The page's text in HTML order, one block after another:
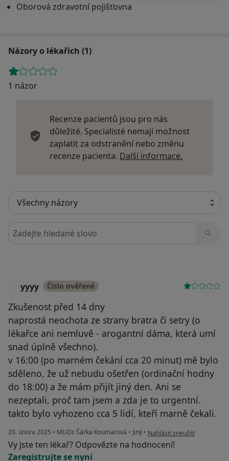
Oborová zdravotní pojišťovna
Názory o lékařích (1)
1 názor
Recenze pacientů jsou pro nás
důležité. Specialisté nemají možnost
zaplatit za odstranění nebo změnu
recenze pacienta. Další informace.
Hledejte v názorech
yyyy Číslo ověřené
Zkušenost před 14 dny
naprostá neochota ze strany bratra či setry (o
lékařce ani nemluvě - arogantní dáma, která umí
snad úplně všechno).
v 16:00 (po marném čekání cca 20 minut) mě bylo
sděleno, že už nebudu ošetřen (ordinační hodny
do 18:00) a že mám přijít jiný den. Ani se
nezeptali, proč tam jsem a zda je to urgentní.
takto bylo vyhozeno cca 5 lidí, kteří marně čekali.
20. února 2025 • MUDr. Šárka Koumarová • Jiný • podle názoru uživatele yyyy
Nahlásit zneužití
Vy jste ten lékař? Odpovězte na hodnocení!
Zaregistrujte se nyní